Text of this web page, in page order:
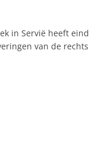
in Servië heeft eind
van de rechts